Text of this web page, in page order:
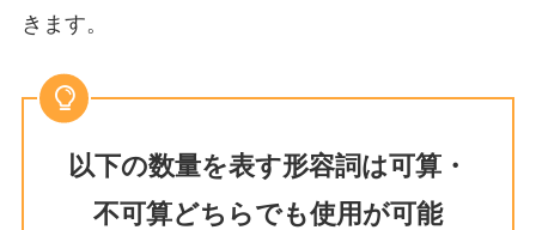
きます。
以下の数量を表す形容詞は可算・
不可算どちらでも使用が可能